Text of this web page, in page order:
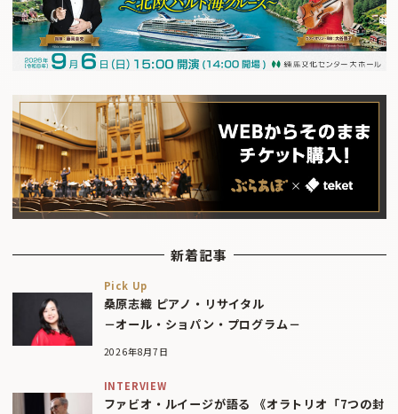
新着記事
Pick Up
桑原志織 ピアノ・リサイタル
－オール・ショパン・プログラム－
2026年8月7日
INTERVIEW
ファビオ・ルイージが語る 《オラトリオ「7つの封